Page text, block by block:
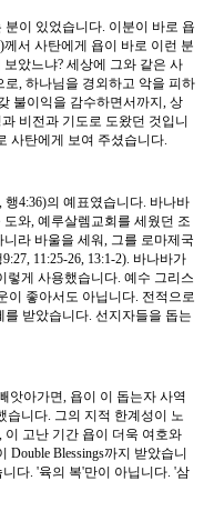
이 있었습니다. 이분이 바로 욥
서 사탄에게 욥이 바로 이런 분
았느냐? 세상에 그와 같은 사
, 하나님을 경외하고 악을 피하
불이익을 감수하면서까지, 상
비전과 기도로 도왔던 것입니
사탄에게 보여 주셨습니다.
행4:36)의 예표였습니다. 바나바
와, 예루살렘교회를 세웠던 조
니라 바울을 세워, 그를 로마제국
11:25-26, 13:1-2). 바나바가
렇게 사용했습니다. 예수 그리스
이 좋아서도 아닙니다. 전적으로
받았습니다. 선지자들을 돕는
앗아가면, 욥이 이 돕는자 사역
습니다. 그의 지적 한계성이 노
이 고난 기간 욥이 더욱 여호와
Blessings까지 받았습니
니다. '육의 복'만이 아닙니다. '삼